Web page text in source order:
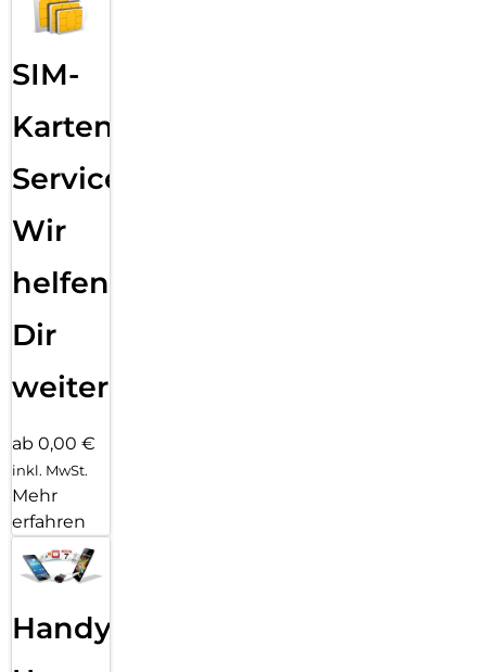
SIM-
Karten
Service:
Wir
helfen
Dir
weiter
ab 0,00 €
inkl. MwSt.
Mehr
erfahren
Handy